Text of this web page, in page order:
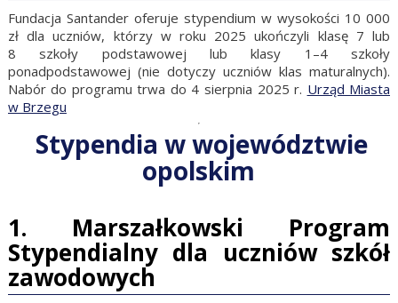
Fundacja Santander oferuje stypendium w wysokości 10 000
zł dla uczniów, którzy w roku 2025 ukończyli klasę 7 lub
8 szkoły podstawowej lub klasy 1–4 szkoły
ponadpodstawowej (nie dotyczy uczniów klas maturalnych).
Nabór do programu trwa do 4 sierpnia 2025 r. Urząd Miasta
w Brzegu
Stypendia w województwie
opolskim
1. Marszałkowski Program
Stypendialny dla uczniów szkół
zawodowych